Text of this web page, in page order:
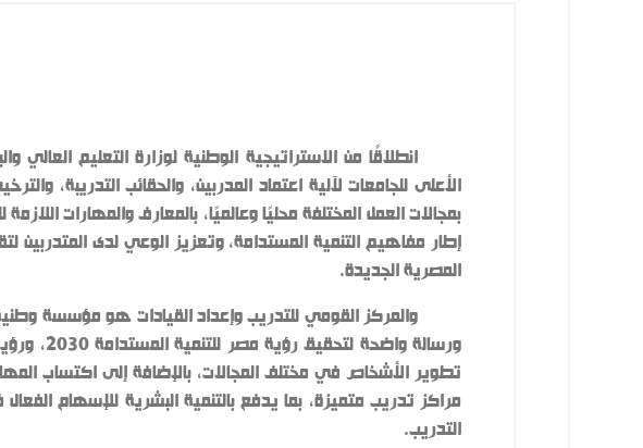
الأعلى للجامعات لآلية اعتماد المدربين، والحقائب
بمجالات العمل المختلفة محليًا وعالميًا، بالمعارف والمهارات
إطار مفاهيم التنمية المستدامة، وتعزيز الوعي لدى المتدربين
المصرية الجديدة.
والمركز القومي للتدريب وإعداد القيادات هو مؤسسة
ورسالة
تطوير الأشخاص في مختلف المجالات، بالإضافة إلى اكتساب
مراكز تدريب متميزة، بما يدفع بالتنمية البشرية للإسهام
التدريب.